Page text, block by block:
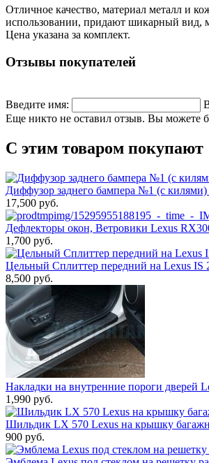
Отличное качество, материал металл и
использовании, придают шикарный вид,
Цена указана за комплект.
Отзывы покупателей
Введите имя:
Еще никто не оставил отзыв. Вы можете
С этим товаром покупают
Диффузор заднего бампера №1 (с
17,500 руб.
Дефлекторы окон, Ветровики Lexus
1,700 руб.
Цельный Сплиттер передний на Lexus IS
8,500 руб.
Накладки на внутренние пороги дверей
1,990 руб.
Шильдик LX 570 Lexus на крышку
900 руб.